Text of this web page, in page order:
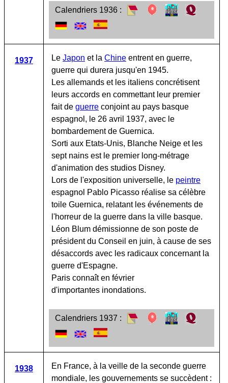
Calendriers 1936 :
1937 Le Japon et la Chine entrent en guerre,
guerre qui durera jusqu'en 1945.
Les allemands et les italiens concrétisent
leurs accords en commettant leur premier
fait de guerre conjoint au pays basque
espagnol, le 26 avril 1937, avec le
bombardement de Guernica.
Sorti aux Etats-Unis, Blanche Neige et les
sept nains est le premier long-métrage
d'animation des studios Disney.
Lors de l'exposition universelle, le peintre
espagnol Pablo Picasso réalise sa célèbre
toile Guernica, relatant les événements de
l'horreur de la guerre dans la ville basque.
Léon Blum démissionne de son poste de
président du Conseil en juin, à cause de ses
désaccords avec les radicaux concernant la
guerre d'Espagne.
Paris connaît en février
d'importantes inondations.
Calendriers 1937 :
1938
En France, à la veille de la seconde guerre
mondiale, les gouvernements se succèdent :